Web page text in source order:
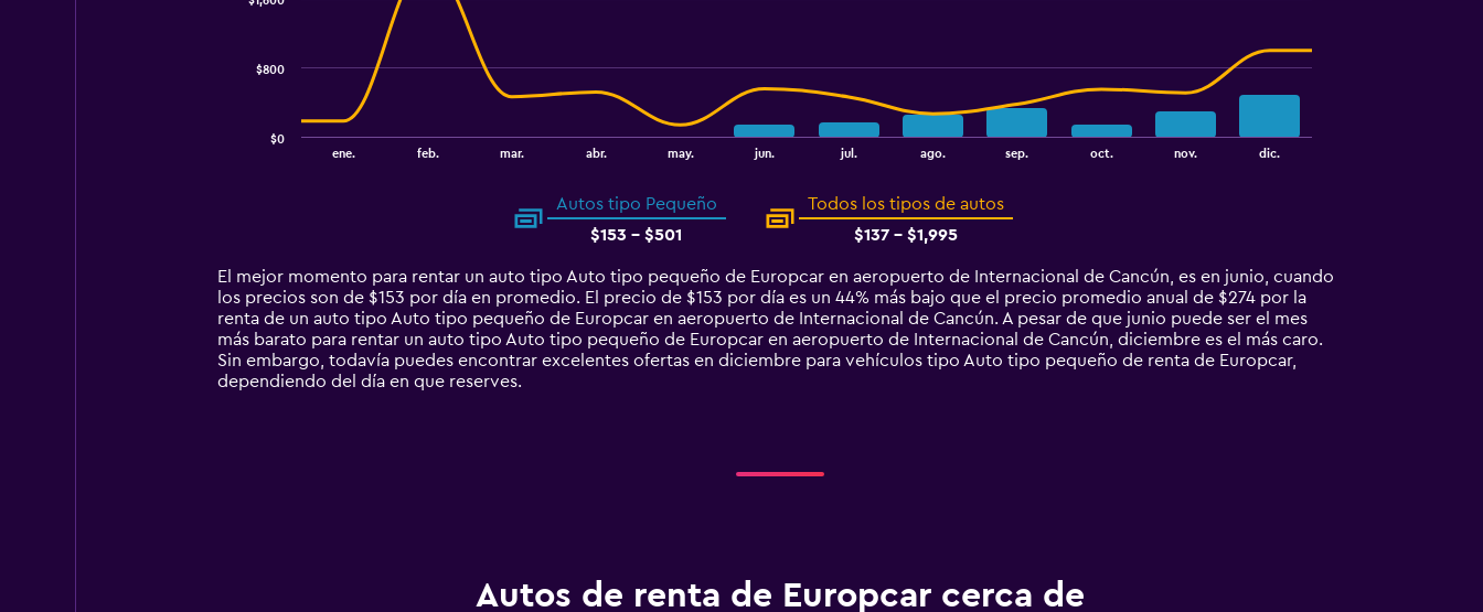
14
categories.
The
chart
has
1
ene. feb. mar. abr. may. jun. jul. ago. sep. oct. nov. dic.
$0
$800
Autos tipo Pequeño
$153 - $501
Todos los tipos de autos
$137 - $1,995
El mejor momento para rentar un auto tipo Auto tipo pequeño de Europcar en aeropuerto de Internacional de Cancún, es en junio, cuando
los precios son de $153 por día en promedio. El precio de $153 por día es un 44% más bajo que el precio promedio anual de $274 por la
renta de un auto tipo Auto tipo pequeño de Europcar en aeropuerto de Internacional de Cancún. A pesar de que junio puede ser el mes
más barato para rentar un auto tipo Auto tipo pequeño de Europcar en aeropuerto de Internacional de Cancún, diciembre es el más caro.
Sin embargo, todavía puedes encontrar excelentes ofertas en diciembre para vehículos tipo Auto tipo pequeño de renta de Europcar,
dependiendo del día en que reserves.
Autos de renta de Europcar cerca de